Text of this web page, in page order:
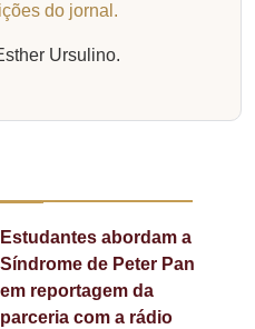
do jornal.
Ursulino.
Estudantes abordam a
Síndrome de Peter Pan
em reportagem da
parceria com a rádio